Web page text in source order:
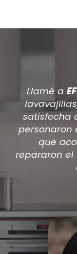
viniesen
EFAPE, han
solución
acepté el
ahora